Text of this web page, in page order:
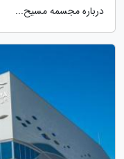
درباره مجسمه مسیح...